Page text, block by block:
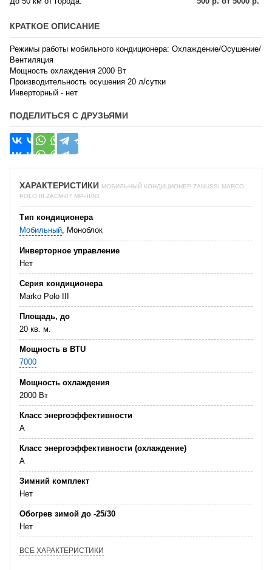
КРАТКОЕ ОПИСАНИЕ
Режимы работы мобильного кондиционера: Охлаждение/Осушение/
Вентиляция
Мощность охлаждения 2000 Вт
Производительность осушения 20 л/сутки
Инверторный - нет
ПОДЕЛИТЬСЯ С ДРУЗЬЯМИ
ХАРАКТЕРИСТИКИ МОБИЛЬНЫЙ КОНДИЦИОНЕР ZANUSSI MARCO
POLO III ZACM-07 MP-III/N1
Тип кондиционера
Мобильный, Моноблок
Инверторное управление
Нет
Серия кондиционера
Marko Polo III
Площадь, до
20 кв. м.
Мощность в BTU
7000
Мощность охлаждения
2000 Вт
Класс энергоэффективности
А
Класс энергоэффективности (охлаждение)
А
Зимний комплект
Нет
Обогрев зимой до -25/30
Нет
ВСЕ ХАРАКТЕРИСТИКИ